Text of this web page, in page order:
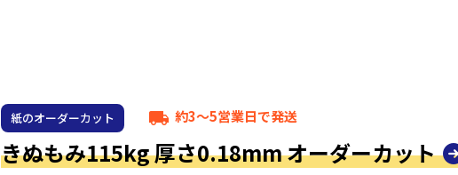
紙のオーダーカット local_shipping 約3～5営業日で発送
きぬもみ115kg 厚さ0.18mm オーダーカット